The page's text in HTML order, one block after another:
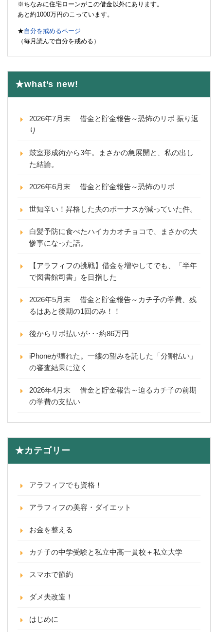
※ちなみに住宅ローンがこの借金以外にあります。
あと約1000万円のこっています。
★自分を戒めるページ
（毎月読んで自分を戒める）
★what’s new!
2026年7月末 借金と貯金報告～恐怖のリボ 振り返
り
鼓室形成術から3年。まさかの急展開と、私の出し
た結論。
2026年6月末 借金と貯金報告～恐怖のリボ
世知辛い！昇格した夫のボーナスが減っていた件。
白髪予防に食べたハイカカオチョコで、まさかの大
惨事になった話。
【アラフィフの挑戦】借金を増やしてでも、「半年
で図書館司書」を目指した
2026年5月末 借金と貯金報告～カチ子の学費、残
るはあと後期の1回のみ！！
後からリボ払いが･･･約86万円
iPhoneが壊れた。一縷の望みを託した「分割払い」
の審査結果に泣く
2026年4月末 借金と貯金報告～迫るカチ子の前期
の学費の支払い
★カテゴリー
アラフィフでも資格！
アラフィフの美容・ダイエット
お金を整える
カチ子の中学受験と私立中高一貫校＋私立大学
スマホで節約
ダメ夫改造！
はじめに